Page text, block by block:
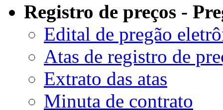
Registro de preços -
Edital de pregão
Atas de registro de
Extrato das atas
Minuta de contrato